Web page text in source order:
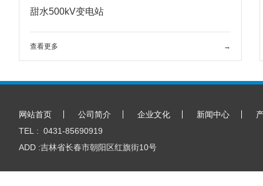
甜水500kV变电站
查看更多 →
网站首页 公司简介 企业文化 新闻中心
TEL : 0431-85690919
ADD :吉林省长春市朝阳区红旗街10号